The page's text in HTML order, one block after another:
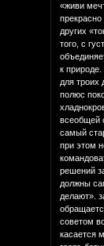
«живи
прекрасно
других
того, с
к природе.
для троих
полюс
всеобщей
самый
при этом
решений
должны
делают».
советом
касается